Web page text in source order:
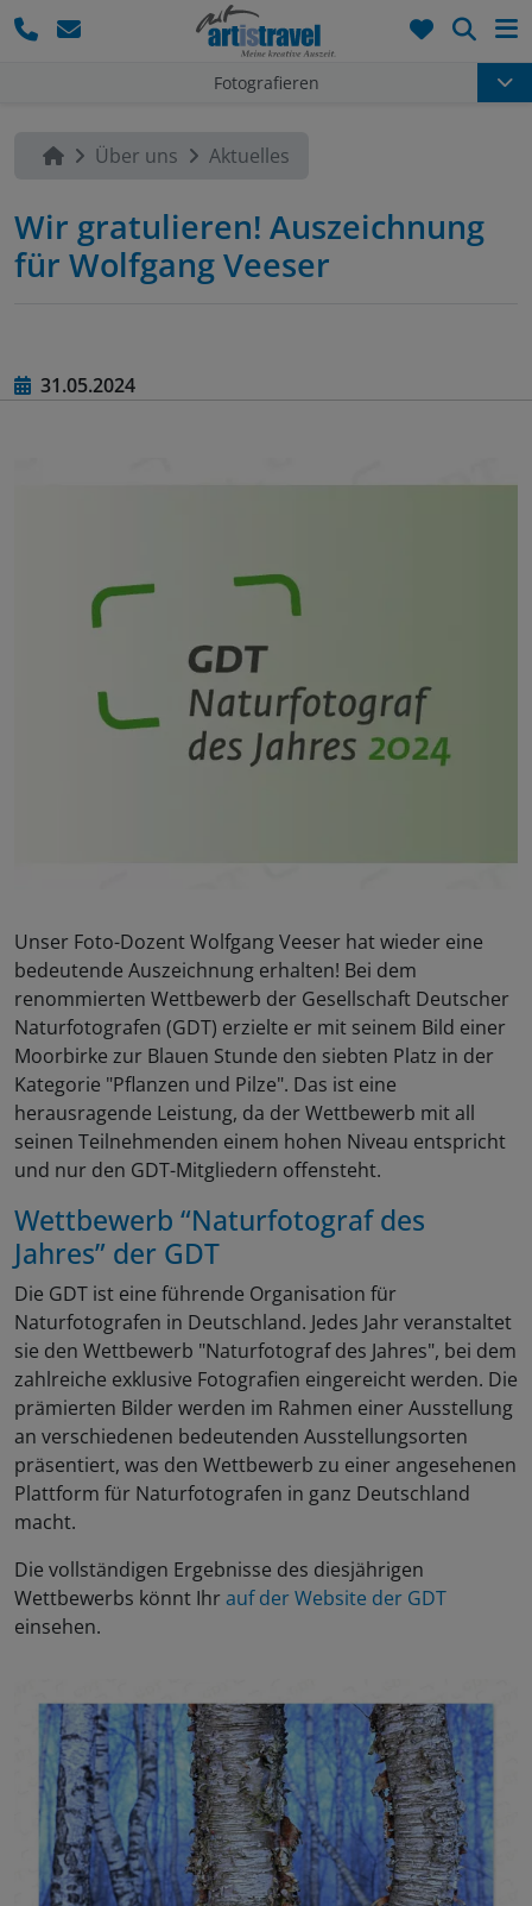
Fotografieren
Über uns Aktuelles
Wir gratulieren! Auszeichnung
für Wolfgang Veeser
31.05.2024
Unser Foto-Dozent Wolfgang Veeser hat wieder eine
bedeutende Auszeichnung erhalten! Bei dem
renommierten Wettbewerb der Gesellschaft Deutscher
Naturfotografen (GDT) erzielte er mit seinem Bild einer
Moorbirke zur Blauen Stunde den siebten Platz in der
Kategorie "Pflanzen und Pilze". Das ist eine
herausragende Leistung, da der Wettbewerb mit all
seinen Teilnehmenden einem hohen Niveau entspricht
und nur den GDT-Mitgliedern offensteht.
Wettbewerb “Naturfotograf des
Jahres” der GDT
Die GDT ist eine führende Organisation für
Naturfotografen in Deutschland. Jedes Jahr veranstaltet
sie den Wettbewerb "Naturfotograf des Jahres", bei dem
zahlreiche exklusive Fotografien eingereicht werden. Die
prämierten Bilder werden im Rahmen einer Ausstellung
an verschiedenen bedeutenden Ausstellungsorten
präsentiert, was den Wettbewerb zu einer angesehenen
Plattform für Naturfotografen in ganz Deutschland
macht.
Die vollständigen Ergebnisse des diesjährigen
Wettbewerbs könnt Ihrauf der Website der GDT
einsehen.